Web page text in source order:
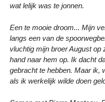
wat lelijk was te jonnen.
Een te mooie droom... Mijn
langs een van de
vluchtig mijn broer August
hand naar hem op. Ik dacht
gebracht te hebben. Maar ik,
als ik werkelijk wilde doen